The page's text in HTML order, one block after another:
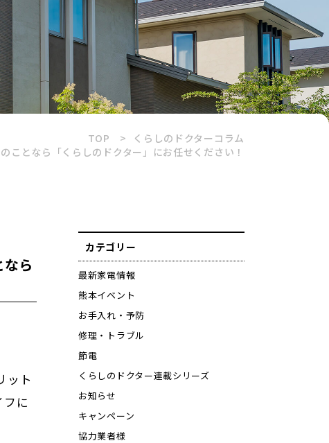
TOP
くらしのドクターコラム
ことなら「くらしのドクター」にお任せください！
ら
ット
に
カテゴリー
最新家電情報
熊本イベント
お手入れ・予防
修理・トラブル
節電
くらしのドクター連載シリーズ
お知らせ
キャンペーン
協力業者様